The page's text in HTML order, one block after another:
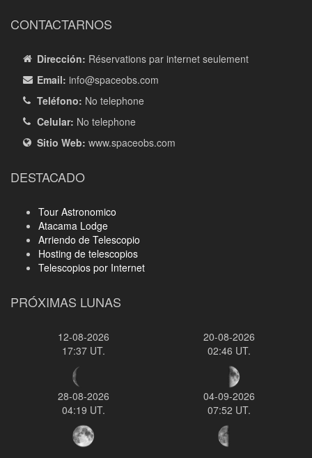
CONTACTARNOS
Dirección: Réservations par internet seulement
Email: info@spaceobs.com
Teléfono: No telephone
Celular: No telephone
Sitio Web: www.spaceobs.com
DESTACADO
Tour Astronomico
Atacama Lodge
Arriendo de Telescopio
Hosting de telescopios
Telescopios por Internet
PRÓXIMAS LUNAS
12-08-2026
17:37 UT.
20-08-2026
02:46 UT.
28-08-2026
04:19 UT.
04-09-2026
07:52 UT.